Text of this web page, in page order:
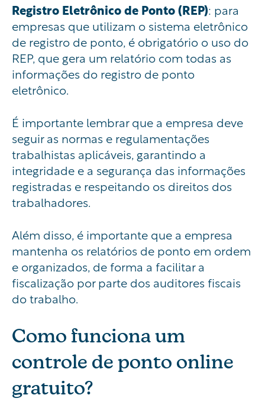
Registro Eletrônico de Ponto (REP): para
empresas que utilizam o sistema eletrônico
de registro de ponto, é obrigatório o uso do
REP, que gera um relatório com todas as
informações do registro de ponto
eletrônico.
É importante lembrar que a empresa deve
seguir as normas e regulamentações
trabalhistas aplicáveis, garantindo a
integridade e a segurança das informações
registradas e respeitando os direitos dos
trabalhadores.
Além disso, é importante que a empresa
mantenha os relatórios de ponto em ordem
e organizados, de forma a facilitar a
fiscalização por parte dos auditores fiscais
do trabalho.
Como funciona um
controle de ponto online
gratuito?